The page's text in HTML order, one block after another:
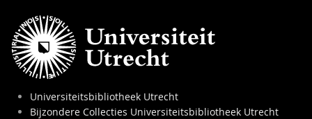
Universiteitsbibliotheek Utrecht
Bijzondere Collecties Universiteitsbibliotheek Utrecht